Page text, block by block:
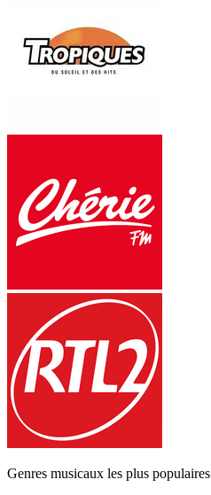
Genres musicaux les plus populaires